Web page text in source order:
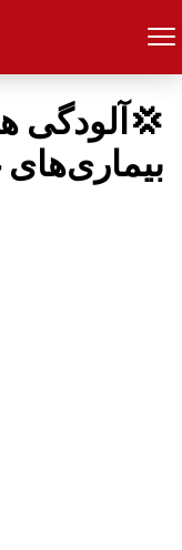
💢آلودگی
بیماری‌های